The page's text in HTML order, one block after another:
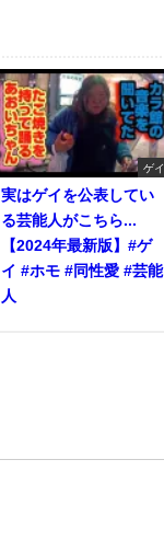
ゲイ
実はゲイを公表してい
る芸能人がこちら...
【2024年最新版】#ゲ
イ #ホモ #同性愛 #芸能
人